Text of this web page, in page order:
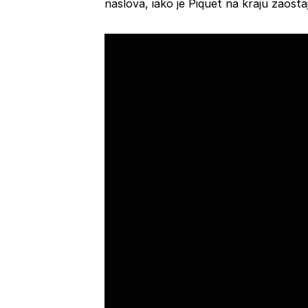
naslova, iako je Piquet na kraju